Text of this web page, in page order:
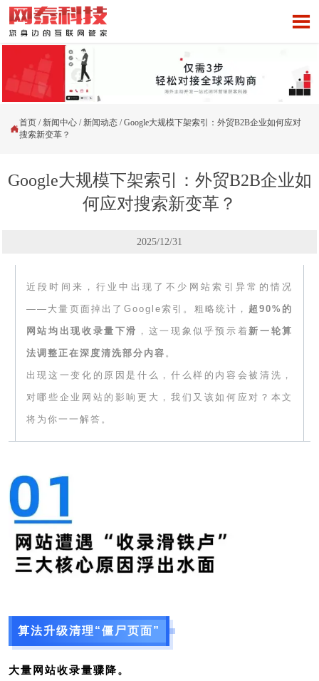


首页 / 新闻中心 / 新闻动态 /Google大规模下架索引：外贸B2B企业如何应对
搜索新变革？
Google大规模下架索引：外贸B2B企业如
何应对搜索新变革？
2025/12/31
近段时间来，行业中出现了不少网站索引异常的情况
——大量页面掉出了Google索引。粗略统计， 超90%的
网站均出现收录量下滑 ，这一现象似乎预示着新一轮算
法调整正在深度清洗部分内容 。
出现这一变化的原因是什么，什么样的内容会被清洗，
对哪些企业网站的影响更大，我们又该如何应对？本文
将为你一一解答。
算法升级清理“僵尸页面”
大量网站收录量骤降。